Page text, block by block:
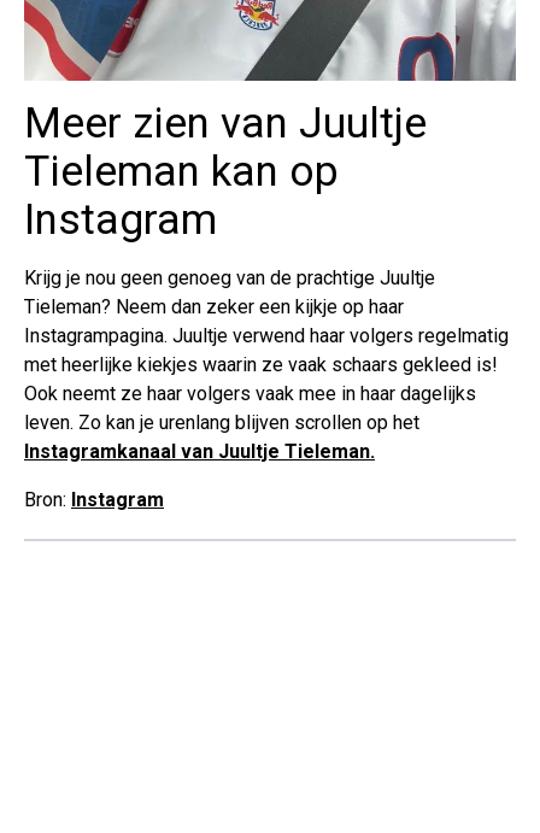
Meer zien van Juultje
Tieleman kan op
Instagram
Krijg je nou geen genoeg van de prachtige Juultje
Tieleman? Neem dan zeker een kijkje op haar
Instagrampagina. Juultje verwend haar volgers regelmatig
met heerlijke kiekjes waarin ze vaak schaars gekleed is!
Ook neemt ze haar volgers vaak mee in haar dagelijks
leven. Zo kan je urenlang blijven scrollen op het
Instagramkanaal van Juultje Tieleman.
Bron: Instagram